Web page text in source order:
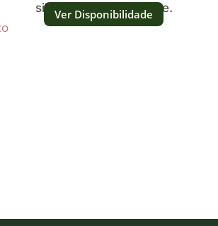
silhueta alta e elegante.
Ver Disponibilidade